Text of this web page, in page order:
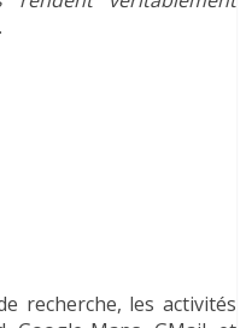
recherche, les activités